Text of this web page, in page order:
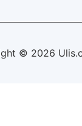
© 2026